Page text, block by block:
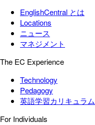
EnglishCentral とは
Locations
ニュース
マネジメント
The EC Experience
Technology
Pedagogy
英語学習カリキュラム
For Individuals